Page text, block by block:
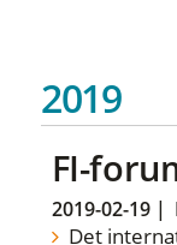
2019
FI-
2019-02-19|
Det